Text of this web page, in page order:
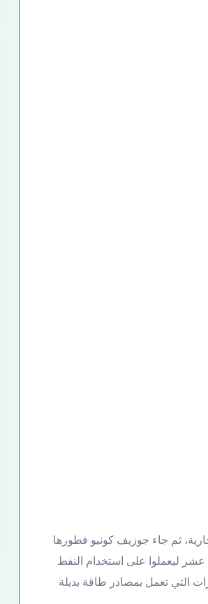
بالطاقة البخارية، ثم جاء جوزيف كونيو فطورها
بالقرن التاسع عشر ليعملوا على استخدام النفط
التي تعمل بمصادر طاقة بديلة